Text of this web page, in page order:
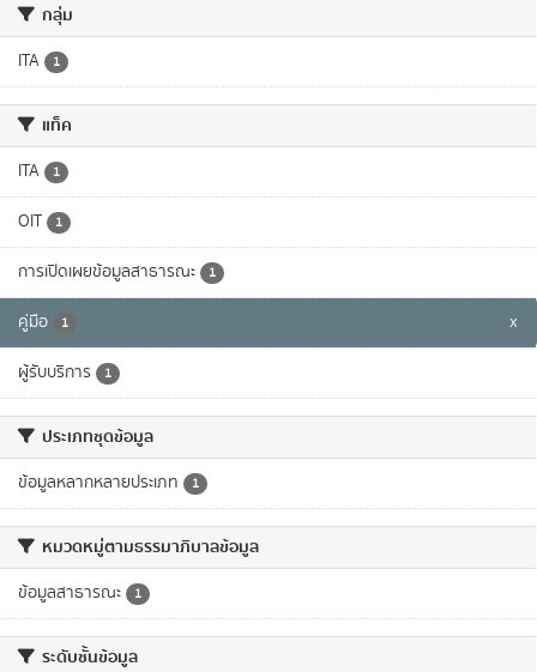
กลุ่ม
ITA 1
แท็ค
ITA 1
OIT 1
การเปิดเผยข้อมูลสาธารณะ 1
คู่มือ 1 x
ผู้รับบริการ 1
ประเภทชุดข้อมูล
ข้อมูลหลากหลายประเภท 1
หมวดหมู่ตามธรรมาภิบาลข้อมูล
ข้อมูลสาธารณะ 1
ระดับชั้นข้อมูล